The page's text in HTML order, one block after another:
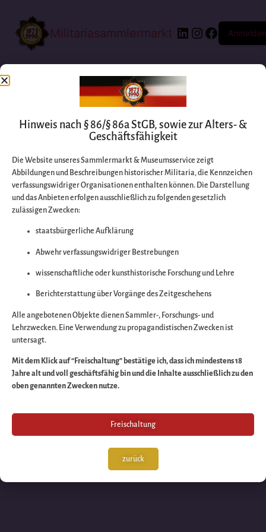
Militariasammlermarkt Anmelden
Entschuldigen Sie
bitte die
Wir arbeiten an
großartigen Sache
schauen Sie bald
wieder vorbei!
Hinweis nach § 86/§ 86a StGB, sowie zur Alters- &
Geschäftsfähigkeit
Die Website unseres Sammlermarkt & Museumsservice zeigt
Abbildungen und Beschreibungen historischer Militaria, die Kennzeichen
verfassungswidriger Organisationen enthalten können. Die Darstellung
und das Anbieten erfolgen ausschließlich zu folgenden gesetzlich
zulässigen Zwecken:
staatsbürgerliche Aufklärung
Abwehr verfassungswidriger Bestrebungen
wissenschaftliche oder kunsthistorische Forschung und Lehre
Berichterstattung über Vorgänge des Zeitgeschehens
Alle angebotenen Objekte dienen Sammler-, Forschungs- und
Lehrzwecken. Eine Verwendung zu propagandistischen Zwecken ist
untersagt.
Mit dem Klick auf “Freischaltung” bestätige ich, dass ich mindestens 18
Jahre alt und voll geschäftsfähig bin und die Inhalte ausschließlich zu den
oben genannten Zwecken nutze.
Freischaltung
zurück